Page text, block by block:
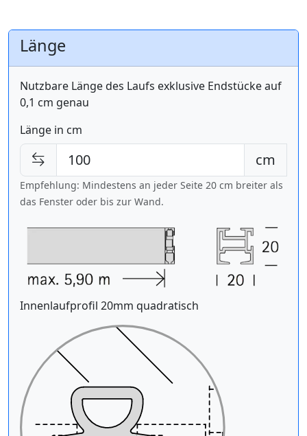
Länge
Nutzbare Länge des Laufs exklusive Endstücke auf
0,1 cm genau
Länge in cm
cm
Empfehlung: Mindestens an jeder Seite 20 cm breiter als
das Fenster oder bis zur Wand.
Innenlaufprofil 20mm quadratisch